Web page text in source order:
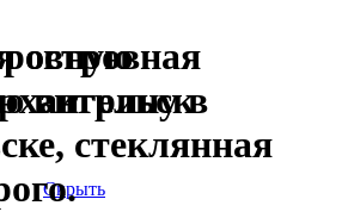
витрину в
стеклянная
островная
Скрыть